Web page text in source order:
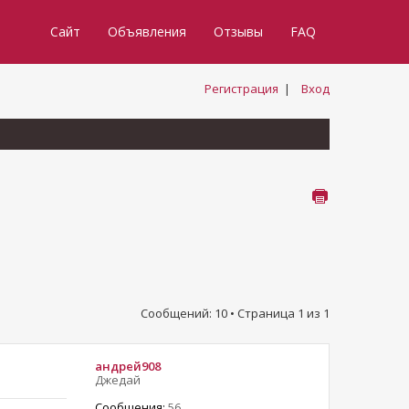
Сайт Объявления Отзывы FAQ
Регистрация | Вход
Сообщений: 10 • Страница 1 из 1
андрей908
Джедай